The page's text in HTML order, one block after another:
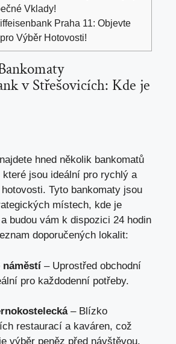
Vklady!
Praha 11: Objevte
Výběr Hotovosti!
v Střešovicích: Kde je
hned několik bankomatů
které jsou ideální pro rychlý a
Tyto bankomaty jsou
místech, kde je
budou vám k dispozici 24 hodin
doporučených lokalit:
náměstí – Uprostřed obchodní
pro každodenní potřeby.
– Blízko
restaurací a kaváren, což
výběr peněz před návštěvou.